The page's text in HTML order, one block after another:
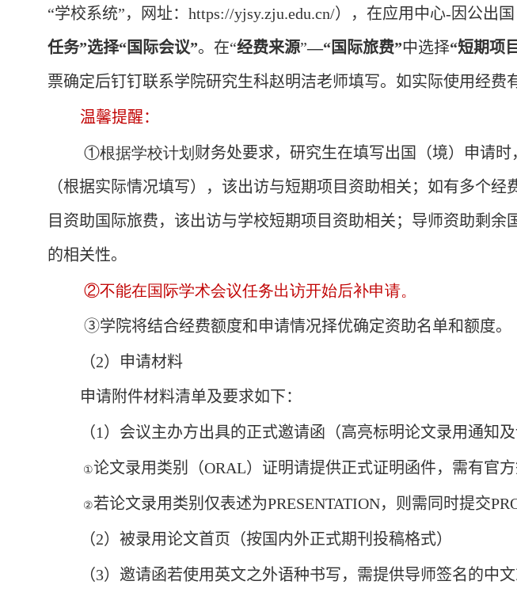
“学校系统”，网址： https://yjsy.zju.edu.cn/），在应用中心- 因公出国
任务”选择“国际会议”。在“经费来源”—“国际旅费”中选择“短期项
票确定后钉钉联系学院研究生科赵明洁老师填写。如实际使用经费
温馨提醒：
①根据学校计划 财务处要求，研究生在填写出国（境）申请时
（根据实际情况填写），该出访与短期项目资助相关；如有多个经
目资助国际旅费，该出访与学校短期项目资助相关；导师资助剩
的相关性。
②不能在国际学术会议任务出访开始后补申请。
③学院将结合经费额度和申请情况择优确定资助名单和额度。
（2）申请材料
申请附件材料清单及要求如下：
（1 ）会议主办方出具的正式邀请函（高亮标明论文录用通知
①论文录用类别（ORAL）证明请提供正式证明函件，需有官
②若论文录用类别仅表述为PRESENTATION，则需同时提交
（2）被录用论文首页（按国内外正式期刊投稿格式）
（3）邀请函若使用英文之外语种书写，需提供导师签名的中文